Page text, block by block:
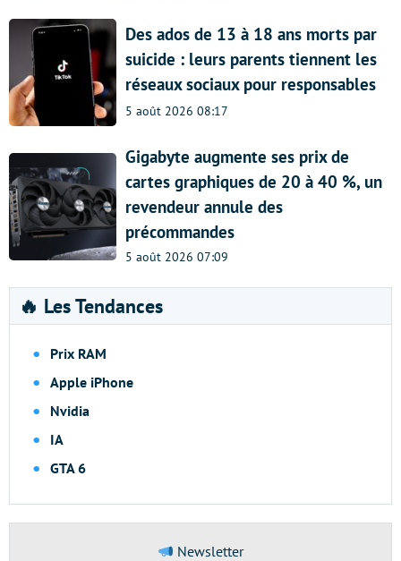
Des ados de 13 à 18 ans morts par
suicide : leurs parents tiennent les
réseaux sociaux pour responsables
5 août 2026 08:17
Gigabyte augmente ses prix de
cartes graphiques de 20 à 40 %, un
revendeur annule des
précommandes
5 août 2026 07:09
🔥 Les Tendances
Prix RAM
Apple iPhone
Nvidia
IA
GTA 6
Newsletter